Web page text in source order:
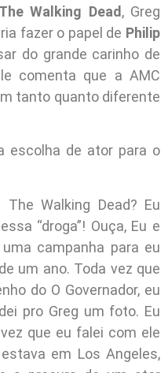
The Walking Dead , Greg
fazer o papel de Philip
do grande carinho de
comenta que a AMC
tanto quanto diferente
escolha de ator para o
Walking Dead? Eu
“droga”! Ouça, Eu e
campanha para eu
um ano. Toda vez que
do O Governador, eu
pro Greg um foto. Eu
que eu falei com ele
em Los Angeles,